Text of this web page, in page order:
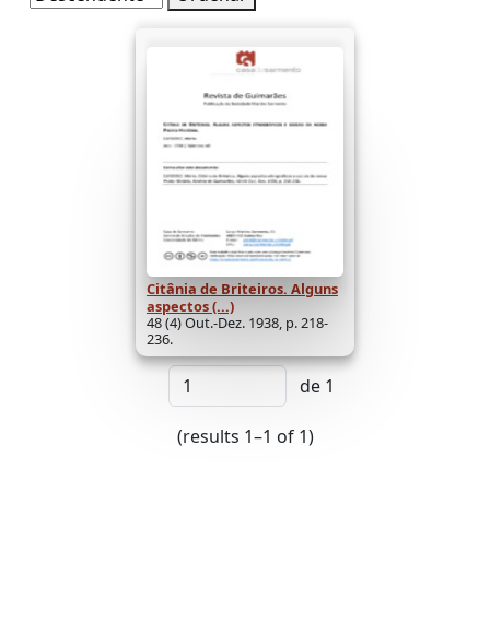
Citânia de Briteiros. Alguns
aspectos (...)
48 (4) Out.-Dez. 1938, p. 218-
236.
de 1
(results 1–1 of 1)